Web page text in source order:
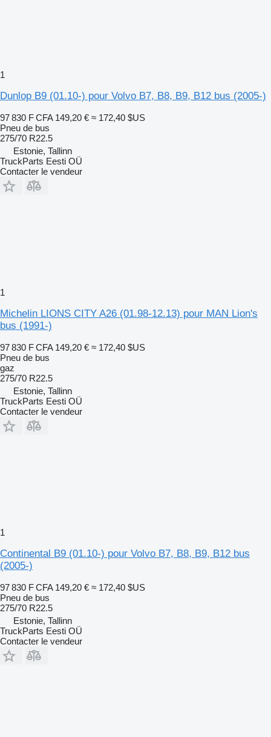
1
Dunlop B9 (01.10-) pour Volvo B7, B8, B9, B12 bus (2005-)
97 830 F CFA 149,20 € ≈ 172,40 $US
Pneu de bus
275/70 R22.5
Estonie, Tallinn
TruckParts Eesti OÜ
Contacter le vendeur
1
Michelin LIONS CITY A26 (01.98-12.13) pour MAN Lion's
bus (1991-)
97 830 F CFA 149,20 € ≈ 172,40 $US
Pneu de bus
gaz
275/70 R22.5
Estonie, Tallinn
TruckParts Eesti OÜ
Contacter le vendeur
1
Continental B9 (01.10-) pour Volvo B7, B8, B9, B12 bus
(2005-)
97 830 F CFA 149,20 € ≈ 172,40 $US
Pneu de bus
275/70 R22.5
Estonie, Tallinn
TruckParts Eesti OÜ
Contacter le vendeur